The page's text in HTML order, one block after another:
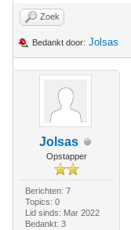
Zoek
Bedankt door: Jolsas
Jolsas
Opstapper
Berichten: 7
Topics: 0
Lid sinds: Mar 2022
Bedankt: 3